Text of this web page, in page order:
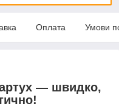
Оплата Умови
— швидко,